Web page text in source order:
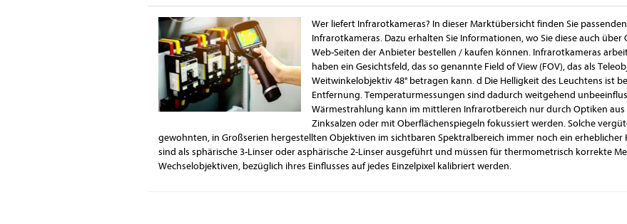
Wer liefert Infrarotkameras? In dieser Marktübersicht finden Sie
Infrarotkameras. Dazu erhalten Sie Informationen, wo Sie diese auch über
Web-Seiten der Anbieter bestellen / kaufen können. Infrarotkameras
haben ein Gesichtsfeld, das so genannte Field of View (FOV), das als
Weitwinkelobjektiv 48° betragen kann. d Die Helligkeit des Leuchtens ist
Entfernung. Temperaturmessungen sind dadurch weitgehend
Wärmestrahlung kann im mittleren Infrarotbereich nur durch Optiken
Zinksalzen oder mit Oberflächenspiegeln fokussiert werden. Solche
gewohnten, in Großserien hergestellten Objektiven im sichtbaren Spektralbereich immer noch ein erheblicher
sind als sphärische 3-Linser oder asphärische 2-Linser ausgeführt und müssen für thermometrisch korrekte
Wechselobjektiven, bezüglich ihres Einflusses auf jedes Einzelpixel kalibriert werden.